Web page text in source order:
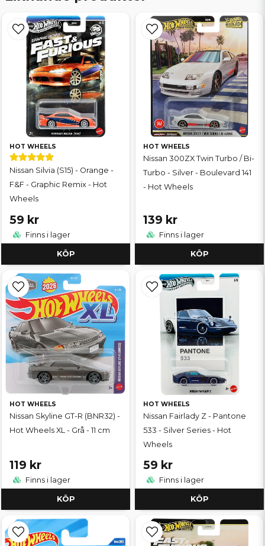
HOT WHEELS
Nissan Silvia (S15) - Orange -
F&F - Graphic Remix - Hot
Wheels
59 kr
Finns i lager
KÖP
HOT WHEELS
Nissan 300ZX Twin Turbo / Bi-
Turbo - Silver - Boulevard 141
- Hot Wheels
139 kr
Finns i lager
KÖP
HOT WHEELS
Nissan Skyline GT-R (BNR32) -
Hot Wheels XL - Grå - 11 cm
119 kr
Finns i lager
KÖP
HOT WHEELS
Nissan Fairlady Z - Pantone
533 - Silver Series - Hot
Wheels
59 kr
Finns i lager
KÖP